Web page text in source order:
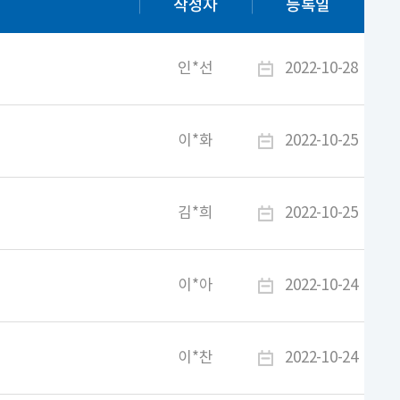
작성자 등록일
인*선 2022-10-28
이*화 2022-10-25
김*희 2022-10-25
이*아 2022-10-24
이*찬 2022-10-24